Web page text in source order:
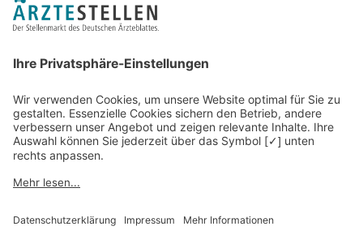
Recruiting-Podcast
Kontakt
Datenschutz
Newsletter